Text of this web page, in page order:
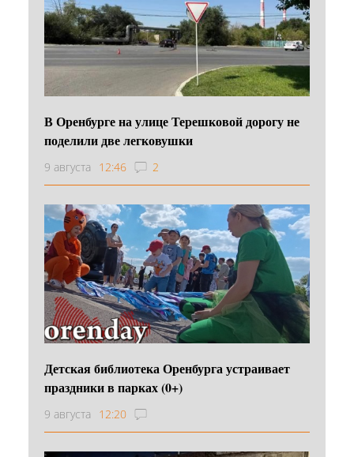
В Оренбурге на улице Терешковой дорогу не
поделили две легковушки
9 августа 12:46 2
Детская библиотека Оренбурга устраивает
праздники в парках (0+)
9 августа 12:20